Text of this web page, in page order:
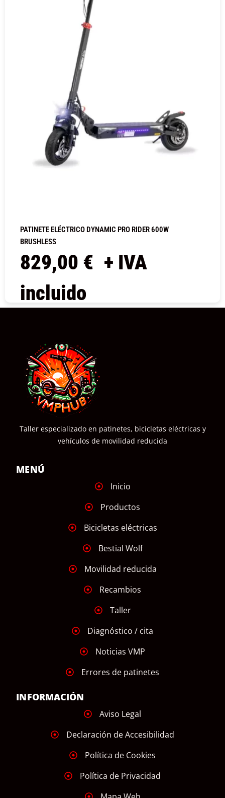
PATINETE ELÉCTRICO DYNAMIC PRO RIDER 600W
BRUSHLESS
829,00 € + IVA
incluido
Taller especializado en patinetes, bicicletas eléctricas y
vehículos de movilidad reducida
MENÚ
Inicio
Productos
Bicicletas eléctricas
Bestial Wolf
Movilidad reducida
Recambios
Taller
Diagnóstico / cita
Noticias VMP
Errores de patinetes
INFORMACIÓN
Aviso Legal
Declaración de Accesibilidad
Política de Cookies
Política de Privacidad